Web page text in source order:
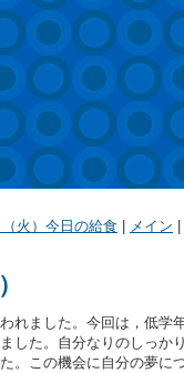
火）今日の給食 メイン
れました。今回は，低学
した。自分なりのしっか
。この機会に自分の夢に